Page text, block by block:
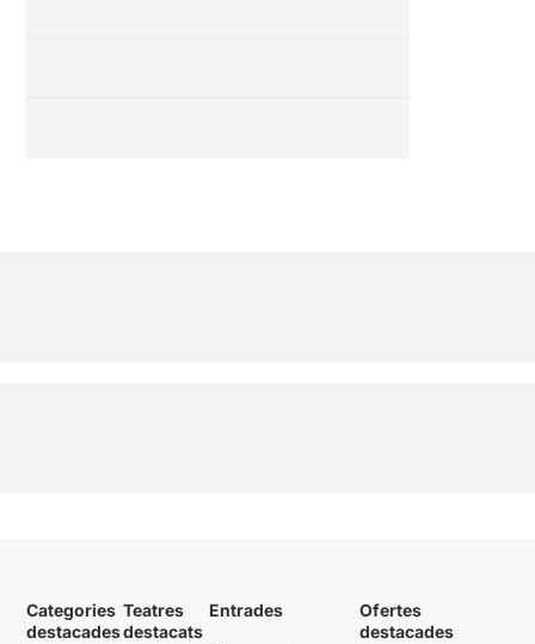
Categories
destacades
Teatres
destacats
Entrades
Ofertes
destacades